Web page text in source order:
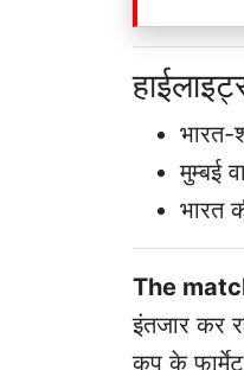
भारत-
मुम्बई
भारत
The
इंतजार कर
कप के